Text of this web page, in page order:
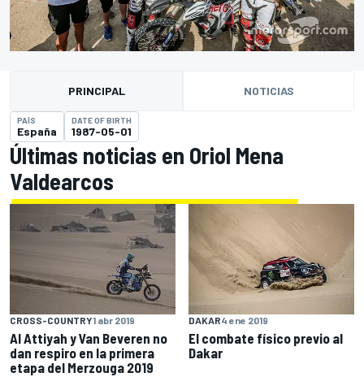
PRINCIPAL NOTICIAS
PAÍS
España
DATE OF BIRTH
1987-05-01
Últimas noticias en Oriol Mena
Valdearcos
CROSS-COUNTRY1 abr 2019
Al Attiyah y Van Beveren no
dan respiro en la primera
etapa del Merzouga 2019
DAKAR4 ene 2019
El combate físico previo al
Dakar